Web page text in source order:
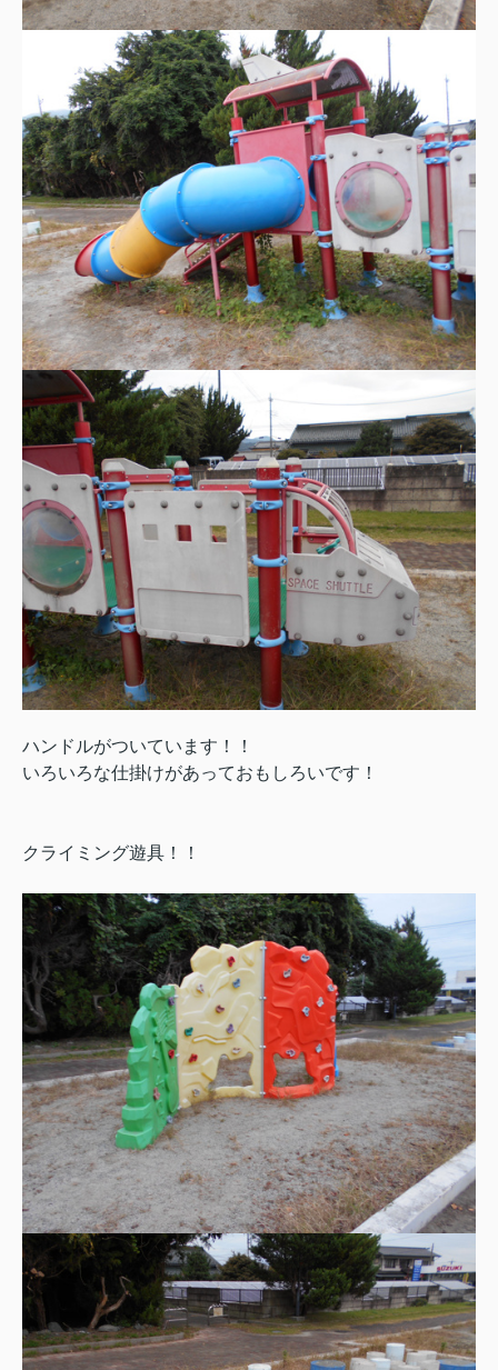
ハンドルがついています！！
いろいろな仕掛けがあっておもしろいです！
クライミング遊具！！